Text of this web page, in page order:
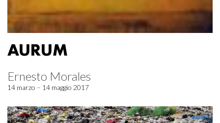
AURUM
Ernesto Morales
14 marzo – 14 maggio 2017